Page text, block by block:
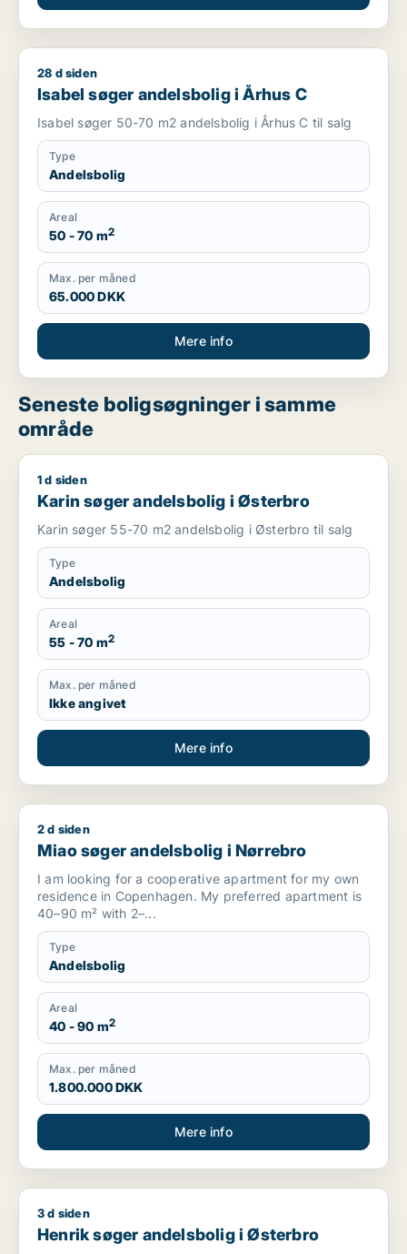
Isabel søger andelsbolig i Århus C
28 d siden
Isabel søger andelsbolig i Århus C
Isabel søger 50-70 m2 andelsbolig i Århus C til salg
Type
Andelsbolig
Areal
50 - 70 m2
Max. per måned
65.000 DKK
Mere info
Seneste boligsøgninger i samme
område
Karin søger andelsbolig i Østerbro
1 d siden
Karin søger andelsbolig i Østerbro
Karin søger 55-70 m2 andelsbolig i Østerbro til salg
Type
Andelsbolig
Areal
55 - 70 m2
Max. per måned
Ikke angivet
Mere info
Miao søger andelsbolig i Nørrebro
2 d siden
Miao søger andelsbolig i Nørrebro
I am looking for a cooperative apartment for my own
residence in Copenhagen. My preferred apartment is
40–90 m² with 2–...
Type
Andelsbolig
Areal
40 - 90 m2
Max. per måned
1.800.000 DKK
Mere info
Henrik søger andelsbolig i Østerbro
3 d siden
Henrik søger andelsbolig i Østerbro